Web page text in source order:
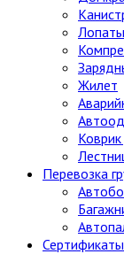
Лопаты
Жилет
Перевозка